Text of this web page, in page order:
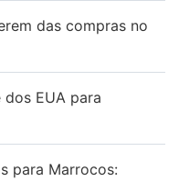
das compras no
EUA para
para Marrocos: